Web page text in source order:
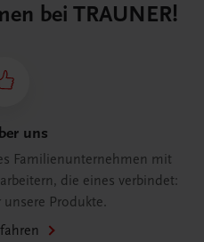
bei TRAUNER!
uns
Familienunternehmen mit
die eines verbindet:
unsere Produkte.